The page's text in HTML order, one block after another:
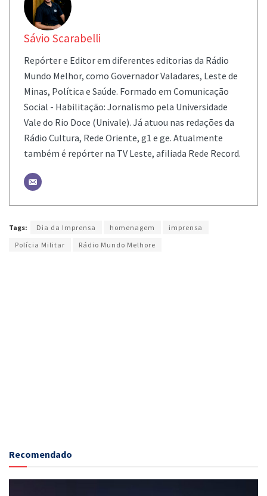
Sávio Scarabelli
Repórter e Editor em diferentes editorias da Rádio
Mundo Melhor, como Governador Valadares, Leste de
Minas, Política e Saúde. Formado em Comunicação
Social - Habilitação: Jornalismo pela Universidade
Vale do Rio Doce (Univale). Já atuou nas redações da
Rádio Cultura, Rede Oriente, g1 e ge. Atualmente
também é repórter na TV Leste, afiliada Rede Record.
Tags: Dia da Imprensa homenagem
imprensa
Polícia Militar
Rádio Mundo Melhore
Recomendado